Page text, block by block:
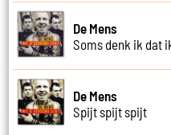
De Mens
Soms denk ik dat
De Mens
Spijt spijt spijt